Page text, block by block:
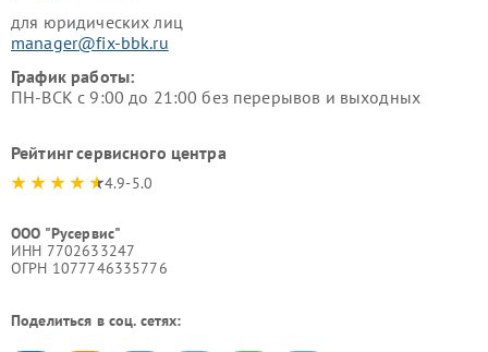
для юридических лиц
manager@fix-bbk.ru
График работы:
ПН-ВСК с 9:00 до 21:00 без перерывов и выходных
Рейтинг сервисного центра
4.9-5.0
ООО "Русервис"
ИНН 7702633247
ОГРН 1077746335776
Поделиться в соц. сетях: